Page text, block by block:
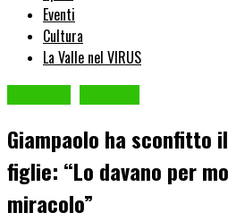
Eventi
Cultura
La Valle nel VIRUS
Giampaolo ha sconfitto
figlie: “Lo davano per
miracolo”